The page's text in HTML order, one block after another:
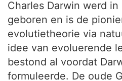
Charles Darwin werd
geboren en is de
evolutietheorie via
idee van evoluerende
bestond al voordat
formuleerde. De oude